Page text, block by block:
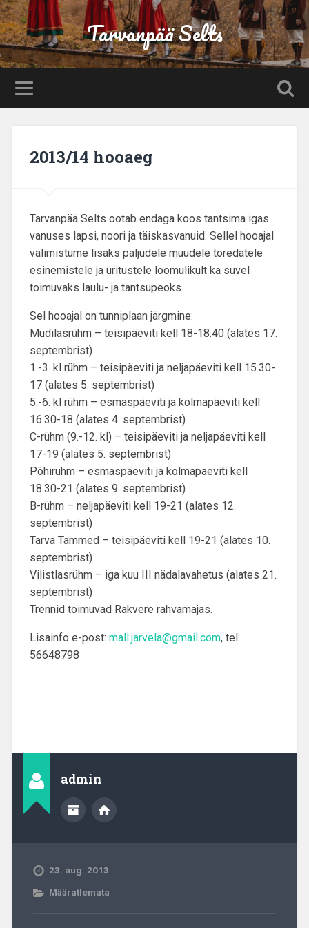
Tarvanpää Selts
2013/14 hooaeg
Tarvanpää Selts ootab endaga koos tantsima igas
vanuses lapsi, noori ja täiskasvanuid. Sellel hooajal
valimistume lisaks paljudele muudele toredatele
esinemistele ja üritustele loomulikult ka suvel
toimuvaks laulu- ja tantsupeoks.
Sel hooajal on tunniplaan järgmine:
Mudilasrühm – teisipäeviti kell 18-18.40 (alates 17.
septembrist)
1.-3. kl rühm – teisipäeviti ja neljapäeviti kell 15.30-
17 (alates 5. septembrist)
5.-6. kl rühm – esmaspäeviti ja kolmapäeviti kell
16.30-18 (alates 4. septembrist)
C-rühm (9.-12. kl) – teisipäeviti ja neljapäeviti kell
17-19 (alates 5. septembrist)
Põhirühm – esmaspäeviti ja kolmapäeviti kell
18.30-21 (alates 9. septembrist)
B-rühm – neljapäeviti kell 19-21 (alates 12.
septembrist)
Tarva Tammed – teisipäeviti kell 19-21 (alates 10.
septembrist)
Vilistlasrühm – iga kuu III nädalavahetus (alates 21.
septembrist)
Trennid toimuvad Rakvere rahvamajas.
Lisainfo e-post: mall.jarvela@gmail.com, tel:
56648798
admin
23. aug. 2013
Määratlemata